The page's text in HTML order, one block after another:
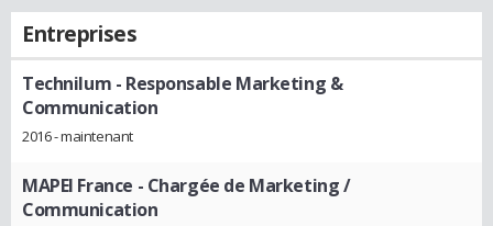
Entreprises
Technilum - Responsable Marketing &
Communication
2016 - maintenant
MAPEI France - Chargée de Marketing /
Communication